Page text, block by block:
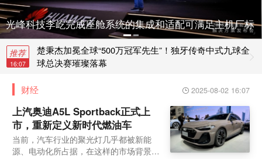
光峰科技李屹完成座舱系统的集成和适配可满足主机厂标
准化或创新化需求
推荐
16:07
楚秉杰加冕全球“500万冠军先生”！独牙传奇中式九球全
球总决赛璀璨落幕
上汽奥迪A5L Sportback正式上市，重新定义新时代燃
油车
“奥秘・李斯・库洛克球杆”独牙传奇中式九球临海大师
赛开幕式
2025-08-02 16:07
财经
上汽奥迪A5L Sportback正式上
市，重新定义新时代燃油车
当前，汽车行业的聚光灯几乎都被新能
源、电动化所占据，在这样的市场背景